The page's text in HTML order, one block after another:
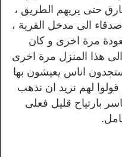
حتى يريهم الطريق ،
الى مدخل القرية ،
مرة اخرى و كان
هذا المنزل مرة اخرى
ستجدون اناس يعيشون بها
لهم نريد ان نذهب
بارتياح قليل فعلى